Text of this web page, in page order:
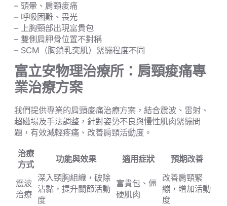
– 頭暈、肩頸痠痛
– 呼吸困難、畏光
– 上胸頸部出現富貴包
– 雙側肩胛骨位置不對稱
– SCM（胸鎖乳突肌）緊繃程度不同
富立安物理治療所：肩頸痠痛專
業治療方案
我們提供專業的肩頸痠痛治療方案，結合震波、雷射、
超磁場及手法調整，針對姿勢不良與慢性肌肉緊繃問
題，有效減輕疼痛、改善肩頸活動度。
治療
方式
功能與效果 適用症狀 預期改善
震波
治療
深入頸胸組織，破除
沾黏，提升關節活動
度
富貴包、僵
硬肌肉
改善肩頸緊
繃，增加活動
度